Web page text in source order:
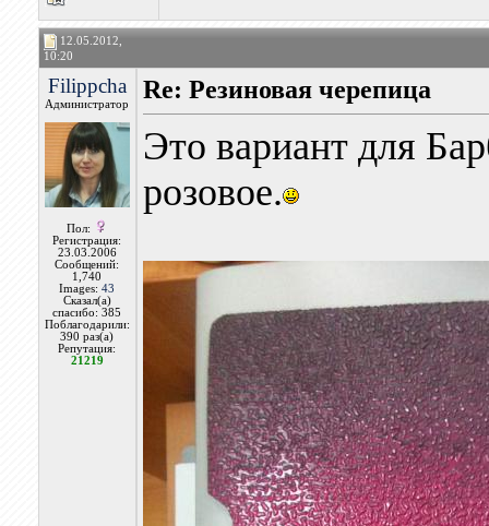
12.05.2012,
10:20
Filippcha
Администратор
Пол:
Регистрация:
23.03.2006
Сообщений:
1,740
Images:43
Сказал(а)
спасибо: 385
Поблагодарили:
390 раз(а)
Репутация:
21219
Re: Резиновая черепица
Это вариант для
розовое.